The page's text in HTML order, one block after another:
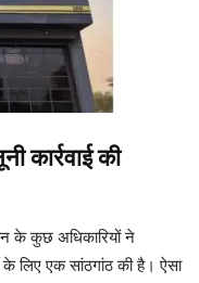
कार्रवाई की
के कुछ अधिकारियों ने
लिए एक सांठगांठ की है। ऐसा